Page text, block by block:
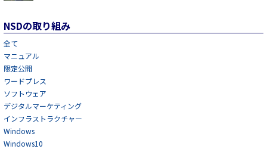
NSDの取り組み
全て
マニュアル
限定公開
ワードプレス
ソフトウェア
デジタルマーケティング
インフラストラクチャー
Windows
Windows10